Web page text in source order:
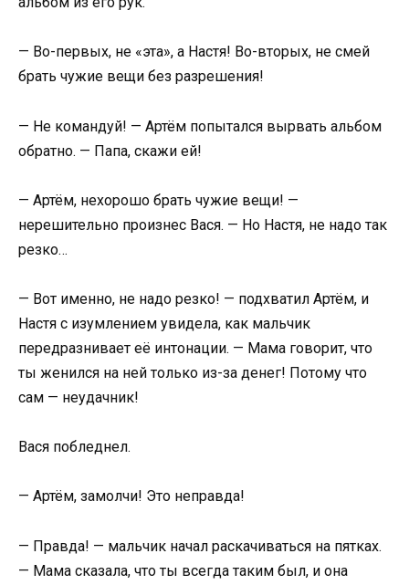
— Во-первых, не «эта», а Настя! Во-вторых, не смей
брать чужие вещи без разрешения!
— Не командуй! — Артём попытался вырвать альбом
обратно. — Папа, скажи ей!
— Артём, нехорошо брать чужие вещи! —
нерешительно произнес Вася. — Но Настя, не надо так
резко…
— Вот именно, не надо резко! — подхватил Артём, и
Настя с изумлением увидела, как мальчик
передразнивает её интонации. — Мама говорит, что
ты женился на ней только из-за денег! Потому что
сам — неудачник!
Вася побледнел.
— Артём, замолчи! Это неправда!
— Правда! — мальчик начал раскачиваться на пятках.
— Мама сказала, что ты всегда таким был, и она